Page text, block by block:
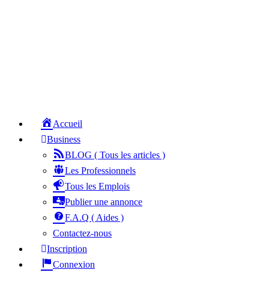
Accueil
Business
BLOG ( Tous les articles )
Les Professionnels
Tous les Emplois
Publier une annonce
F.A.Q ( Aides )
Contactez-nous
Inscription
Connexion